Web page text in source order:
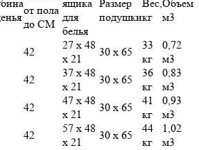
от пола
до СМ
ящика
для
белья
Размер
подушки
Вес,
кг
Объем
м3
42
27 х 48
х 21
30 х 65
33
кг
0,72
м3
42
37 х 48
х 21
30 х 65
36
кг
0,83
м3
42
47 х 48
х 21
30 х 65
41
кг
0,93
м3
42
57 х 48
х 21
30 х 65
44
кг
1,02
м3